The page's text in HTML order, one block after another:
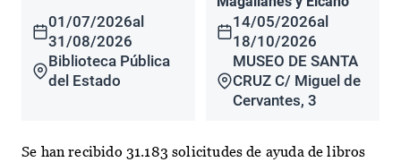
01/07/2026al
31/08/2026
Biblioteca Pública
del Estado
14/05/2026al
18/10/2026
MUSEO DE SANTA
CRUZ C/ Miguel de
Cervantes, 3
Se han recibido 31.183 solicitudes de ayuda de libros